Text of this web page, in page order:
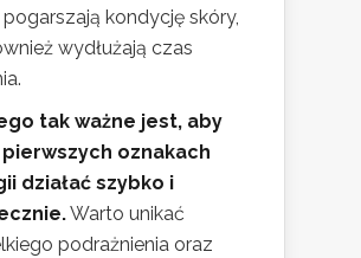
kondycję skóry,
wydłużają czas
tak ważne jest, aby
oznakach
działać szybko i
Warto unikać
podrażnienia oraz